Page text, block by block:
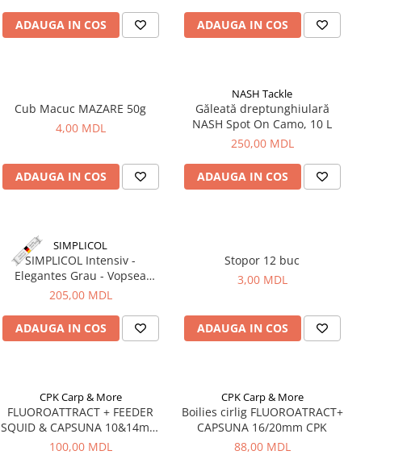
ADAUGA IN COS ADAUGA IN COS
Cub Macuc MAZARE 50g
4,00 MDL
ADAUGA IN COS
NASH Tackle
Găleată dreptunghiulară
NASH Spot On Camo, 10 L
250,00 MDL
ADAUGA IN COS
SIMPLICOL
SIMPLICOL Intensiv -
Elegantes Grau - Vopsea
pentru haine si textile in
205,00 MDL
ADAUGA IN COS
Stopor 12 buc
3,00 MDL
ADAUGA IN COS
CPK Carp & More
FLUOROATTRACT + FEEDER
SQUID & CAPSUNA 10&14mm
(cu pluta) CPK
100,00 MDL
CPK Carp & More
Boilies cirlig FLUOROATRACT+
CAPSUNA 16/20mm CPK
88,00 MDL